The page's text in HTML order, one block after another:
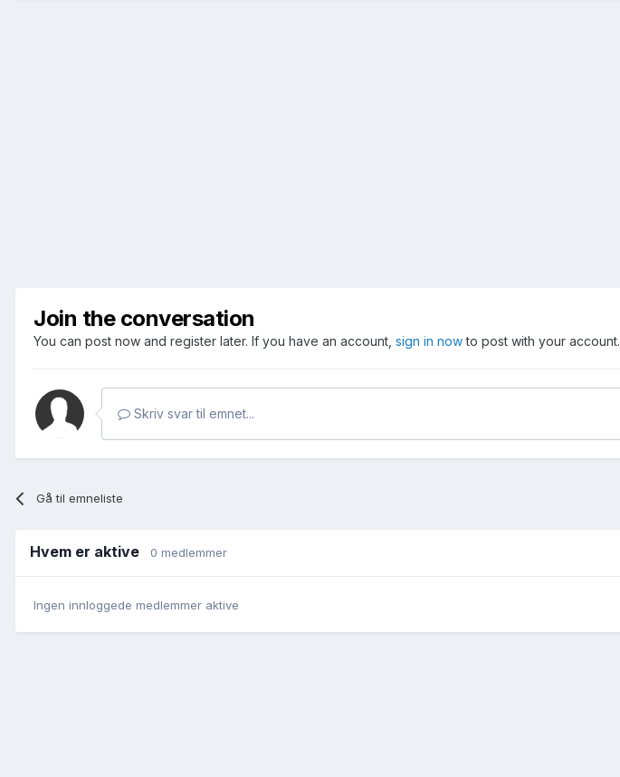
Join the conversation
You can post now and register later. If you have an account, sign in nowto post with your account.
Skriv svar til emnet...
Gå til emneliste
Hvem er aktive 0 medlemmer
Ingen innloggede medlemmer aktive